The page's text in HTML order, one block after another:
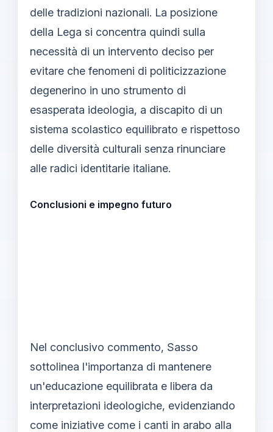
delle tradizioni nazionali. La posizione
della Lega si concentra quindi sulla
necessità di un intervento deciso per
evitare che fenomeni di politicizzazione
degenerino in uno strumento di
esasperata ideologia, a discapito di un
sistema scolastico equilibrato e rispettoso
delle diversità culturali senza rinunciare
alle radici identitarie italiane.
Conclusioni e impegno futuro
Nel conclusivo commento, Sasso
sottolinea l'importanza di mantenere
un'educazione equilibrata e libera da
interpretazioni ideologiche, evidenziando
come iniziative come i canti in arabo alla